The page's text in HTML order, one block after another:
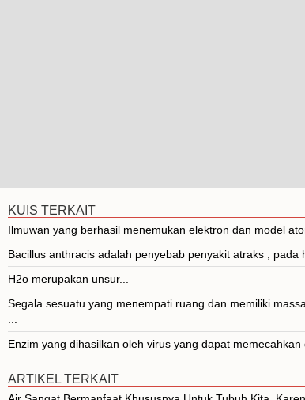
KUIS TERKAIT
Ilmuwan yang berhasil menemukan elektron dan model
Bacillus anthracis adalah penyebab penyakit atraks , pada
H2o merupakan unsur...
Segala sesuatu yang menempati ruang dan memiliki massa
Enzim yang dihasilkan oleh virus yang dapat memecahkan
ARTIKEL TERKAIT